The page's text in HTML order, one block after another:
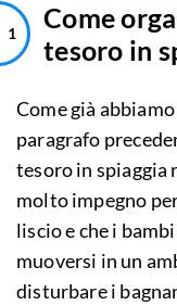
Come
tesoro in
Come già
paragrafo
tesoro in spiaggia
molto impegno
liscio e che i
muoversi in un
disturbare i